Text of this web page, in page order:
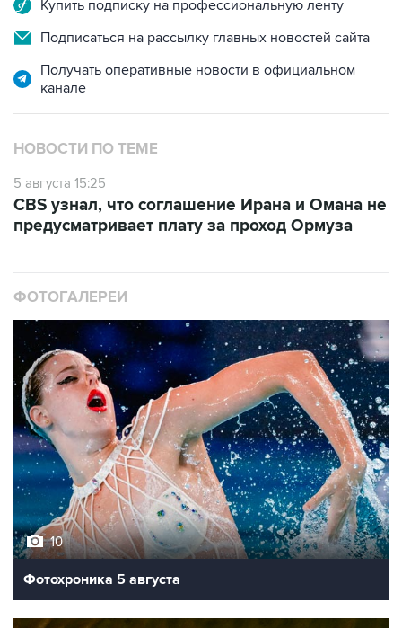
Купить подписку на профессиональную ленту
Подписаться на рассылку главных новостей сайта
Получать оперативные новости в официальном
канале
НОВОСТИ ПО ТЕМЕ
5 августа 15:25
CBS узнал, что соглашение Ирана и Омана не
предусматривает плату за проход Ормуза
ФОТОГАЛЕРЕИ
10
Фотохроника 5 августа